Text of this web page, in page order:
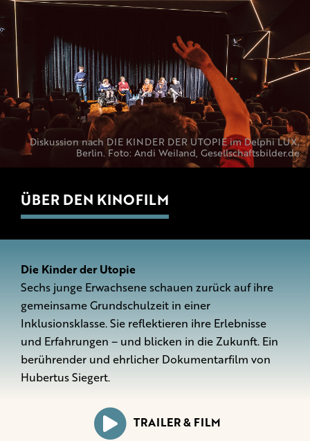
Diskussion nach DIE KINDER DER UTOPIE im Delphi LUX,
Berlin. Foto: Andi Weiland, Gesellschaftsbilder.de
ÜBER DEN KINOFILM
Die Kinder der Utopie
Sechs junge Erwachsene schauen zurück auf ihre
gemeinsame Grundschulzeit in einer
Inklusionsklasse. Sie reflektieren ihre Erlebnisse
und Erfahrungen – und blicken in die Zukunft. Ein
berührender und ehrlicher Dokumentarfilm von
Hubertus Siegert.
TRAILER & FILM